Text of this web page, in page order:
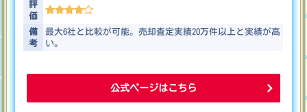
評
価
備
考
最大6社と比較が可能。売却査定実績20万件以上と実績が高
い。
公式ページはこちら